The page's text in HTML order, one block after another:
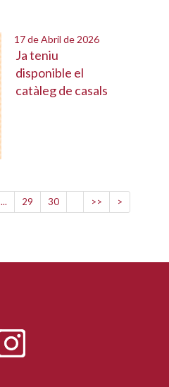
17 de Abril de 2026
Ja teniu
disponible el
catàleg de casals
... 29 30 >> >